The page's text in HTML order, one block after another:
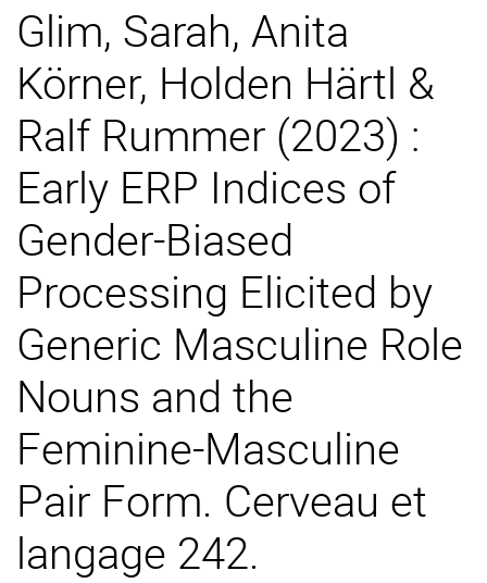
Glim, Sarah, Anita
Körner, Holden Härtl &
Ralf Rummer (2023) :
Early ERP Indices of
Gender-Biased
Processing Elicited by
Generic Masculine Role
Nouns and the
Feminine-Masculine
Pair Form. Cerveau et
langage 242.